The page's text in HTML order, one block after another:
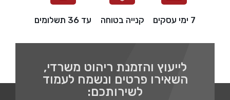
7 ימי עסקים קנייה בטוחה עד 36 תשלומים
לייעוץ והזמנת ריהוט משרדי,
השאירו פרטים ונשמח לעמוד
לשירותכם: